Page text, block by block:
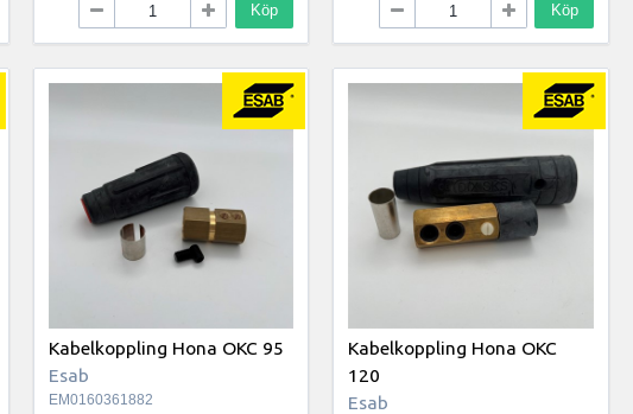
Köp Köp
Kabelkoppling Hona OKC 95
Esab
EM0160361882
Kabelkoppling Hona OKC
120
Esab